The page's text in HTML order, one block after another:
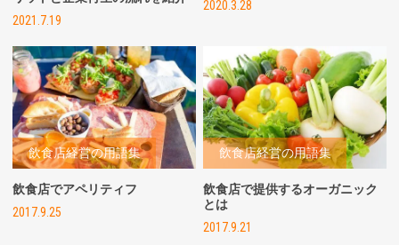
2021.7.19
2020.3.28
飲食店経営の用語集
飲食店でアペリティフ
2017.9.25
飲食店経営の用語集
飲食店で提供するオーガニック
とは
2017.9.21